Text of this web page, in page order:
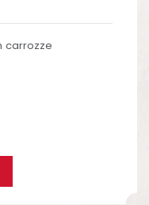
carrozze